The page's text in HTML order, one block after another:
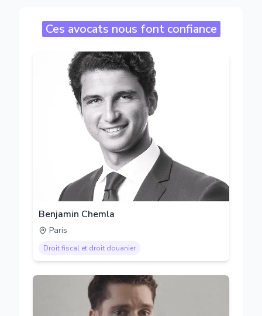
Ces avocats nous font confiance
Benjamin Chemla
Paris
Droit fiscal et droit douanier